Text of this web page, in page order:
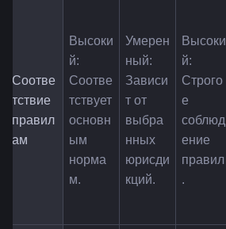
Соотве
тствие
правил
ам
Высоки
й:
Соотве
тствует
основн
ым
норма
м.
Умерен
ный:
Зависи
т от
выбра
нных
юрисди
кций.
Высоки
й:
Строго
е
соблюд
ение
правил
.